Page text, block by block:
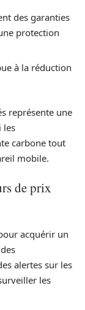
des garanties
protection
à la réduction
représente une
les
carbone tout
mobile.
de prix
acquérir un
alertes sur les
les